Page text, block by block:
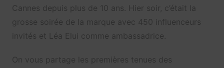
Cannes depuis plus de 10 ans. Hier soir, c’était la
grosse soirée de la marque avec 450 influenceurs
invités et Léa Elui comme ambassadrice.
On vous partage les premières tenues des